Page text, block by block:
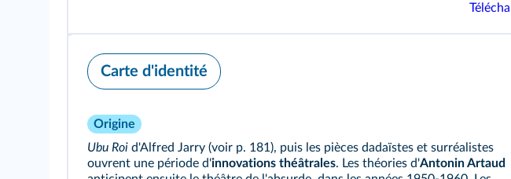
Carte d'identité
Origine
Ubu Roi d'Alfred Jarry (voir p. 181), puis les pièces dadaïstes et surréalistes
ouvrent une période d'innovations théâtrales. Les théories d'Antonin Artaud